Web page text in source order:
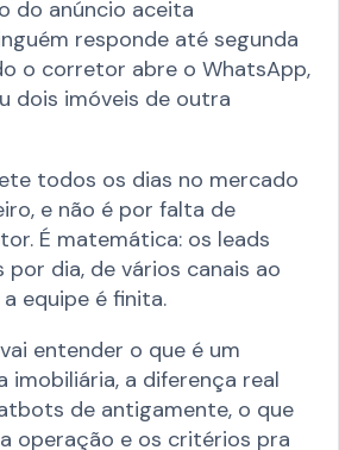
do anúncio aceita
responde até segunda
o corretor abre o WhatsApp,
dois imóveis de outra
todos os dias no mercado
e não é por falta de
É matemática: os leads
por dia, de vários canais ao
equipe é finita.
entender o que é um
imobiliária, a diferença real
de antigamente, o que
operação e os critérios pra